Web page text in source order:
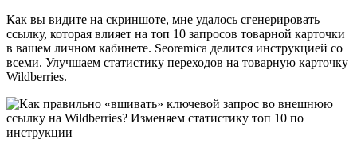
Как вы видите на скриншоте, мне удалось сгенерировать
ссылку, которая влияет на топ 10 запросов товарной карточки
в вашем личном кабинете. Seoremica делится инструкцией со
всеми. Улучшаем статистику переходов на товарную карточку
Wildberries.